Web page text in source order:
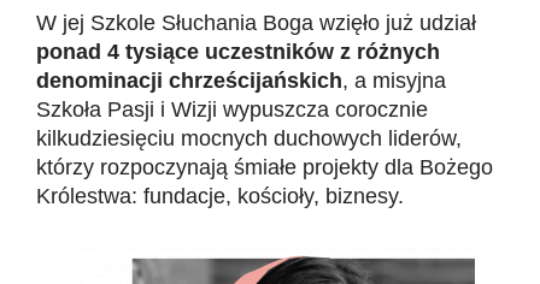
W jej Szkole Słuchania Boga wzięło już udział
ponad 4 tysiące uczestników z różnych
denominacji chrześcijańskich, a misyjna
Szkoła Pasji i Wizji wypuszcza corocznie
kilkudziesięciu mocnych duchowych liderów,
którzy rozpoczynają śmiałe projekty dla Bożego
Królestwa: fundacje, kościoły, biznesy.